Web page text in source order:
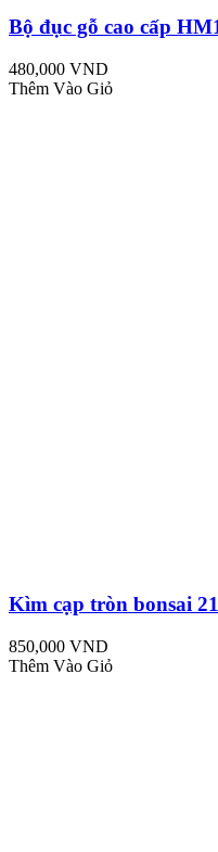
Bộ đục gỗ cao cấp
480,000 VND
Thêm Vào Giỏ
Kìm cạp tròn bonsai
850,000 VND
Thêm Vào Giỏ